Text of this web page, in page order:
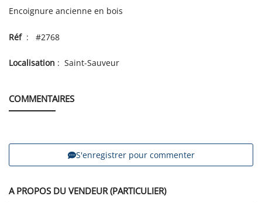
Encoignure ancienne en bois
Réf: #2768
Localisation : Saint-Sauveur
COMMENTAIRES
S'enregistrer pour commenter
A PROPOS DU VENDEUR (PARTICULIER)